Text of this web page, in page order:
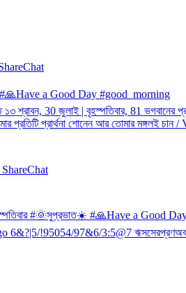
a Good Day #good_morning
#🌞সুপ্রভাত☀️ #🙏Have a Good